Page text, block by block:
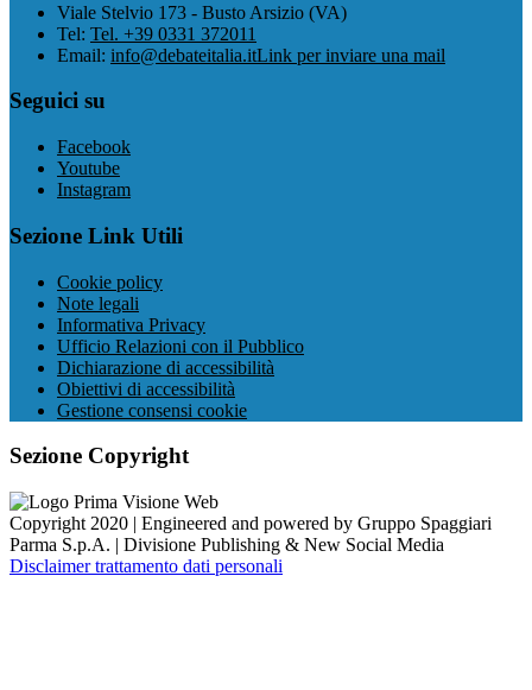
Viale Stelvio 173 - Busto Arsizio (VA)
Tel: Tel. +39 0331 372011
Email: info@debateitalia.itLink per inviare una mail
Seguici su
Facebook
Youtube
Instagram
Sezione Link Utili
Cookie policy
Note legali
Informativa Privacy
Ufficio Relazioni con il Pubblico
Dichiarazione di accessibilità
Obiettivi di accessibilità
Gestione consensi cookie
Sezione Copyright
Copyright 2020 | Engineered and powered by Gruppo Spaggiari
Parma S.p.A. | Divisione Publishing & New Social Media
Disclaimer trattamento dati personali